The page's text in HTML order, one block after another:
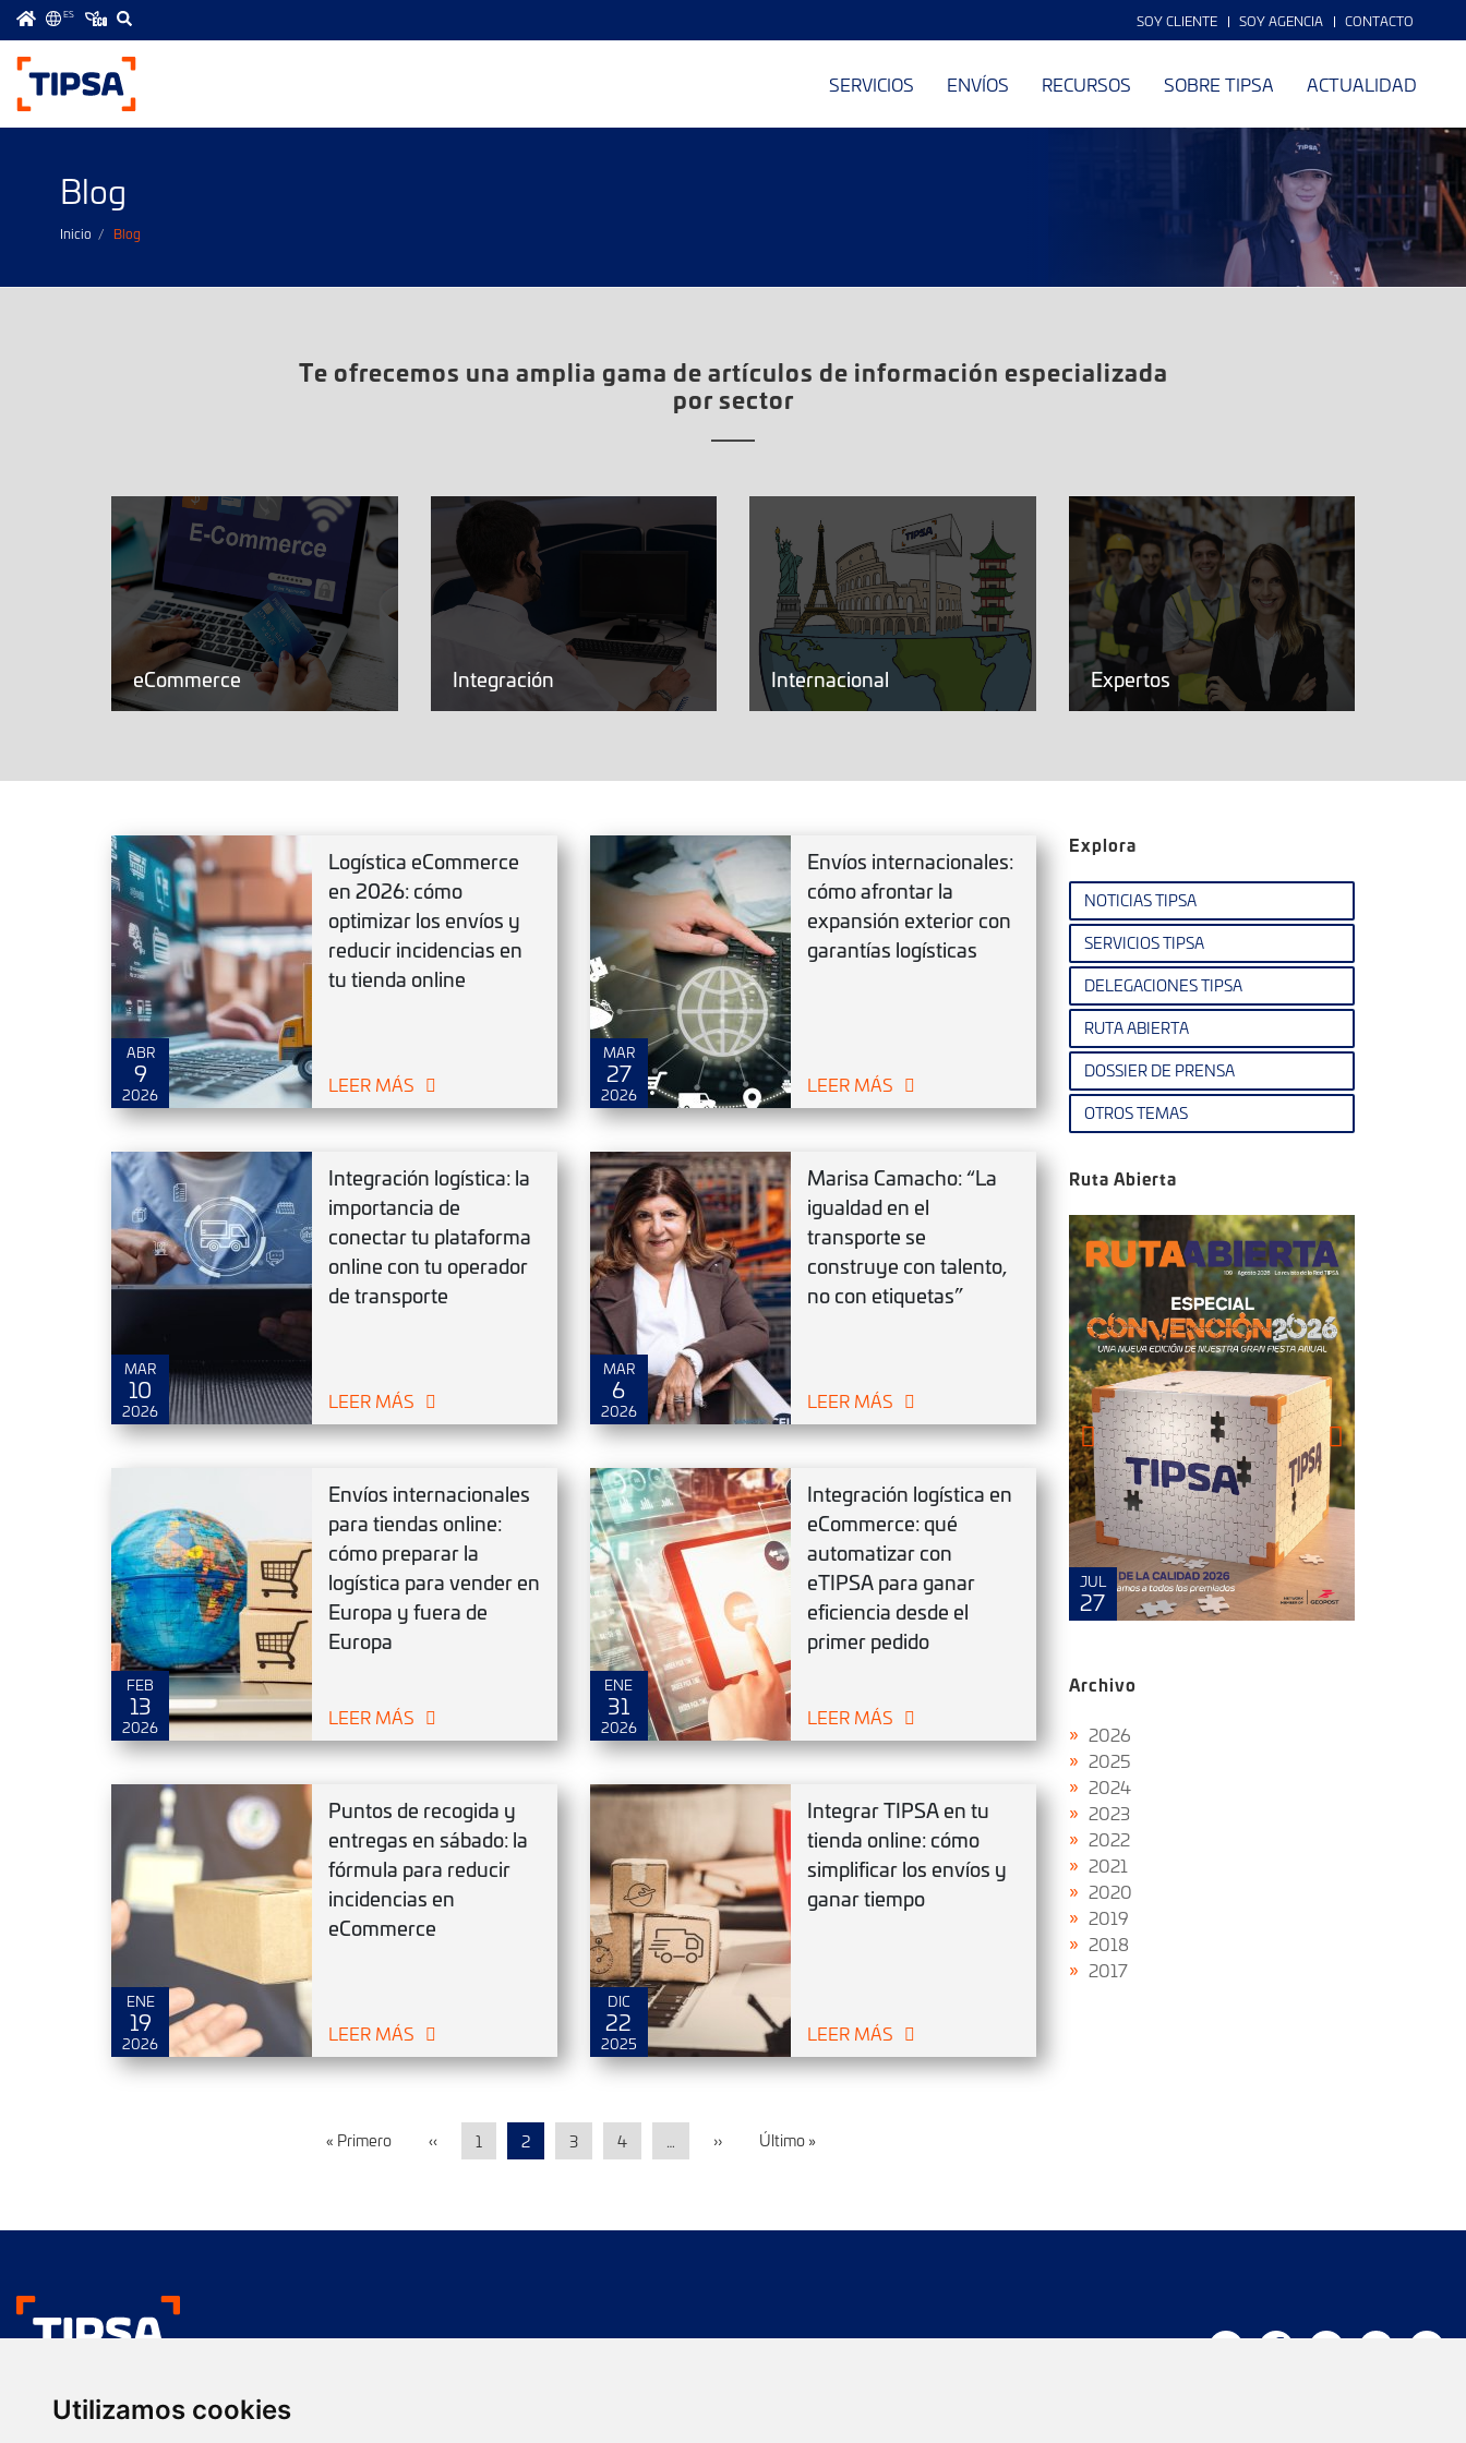
Utilizamos cookies
ES SOY CLIENTE SOY AGENCIA CONTACTO
Menú
SERVICIOS ENVÍOS RECURSOS SOBRE TIPSA ACTUALIDAD
Blog
Inicio Blog
Te ofrecemos una amplia gama de artículos de información especializada
por sector
eCommerce Integración Internacional Expertos
ABR
9
2026
Logística eCommerce
en 2026: cómo
optimizar los envíos y
reducir incidencias en
tu tienda online
LEER MÁS
MAR
27
2026
Envíos internacionales:
cómo afrontar la
expansión exterior con
garantías logísticas
LEER MÁS
MAR
10
2026
Integración logística: la
importancia de
conectar tu plataforma
online con tu operador
de transporte
LEER MÁS
MAR
6
2026
Marisa Camacho: “La
igualdad en el
transporte se
construye con talento,
no con etiquetas”
LEER MÁS
FEB
13
2026
Envíos internacionales
para tiendas online:
cómo preparar la
logística para vender en
Europa y fuera de
Europa
LEER MÁS
ENE
31
2026
Integración logística en
eCommerce: qué
automatizar con
eTIPSA para ganar
eficiencia desde el
primer pedido
LEER MÁS
ENE
19
2026
Puntos de recogida y
entregas en sábado: la
fórmula para reducir
incidencias en
eCommerce
LEER MÁS
DIC
22
2025
Integrar TIPSA en tu
tienda online: cómo
simplificar los envíos y
ganar tiempo
LEER MÁS
« Primero ‹‹ 1 2 3 4 … ›› Último »
Explora
NOTICIAS TIPSA
SERVICIOS TIPSA
DELEGACIONES TIPSA
RUTA ABIERTA
DOSSIER DE PRENSA
OTROS TEMAS
Ruta Abierta
MAR
5
DIC
27
SEP
25
JUL
27
Archivo
2026
2025
2024
2023
2022
2021
2020
2019
2018
2017
Nos gustan tus envíos